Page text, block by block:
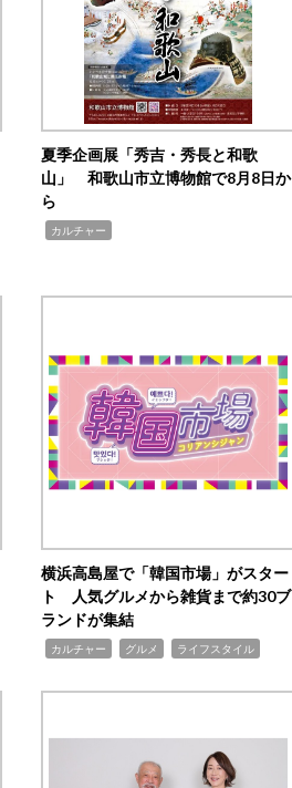
夏季企画展「秀吉・秀長と和歌
山」 和歌山市立博物館で8月8日か
ら
カルチャー
横浜高島屋で「韓国市場」がスター
ト 人気グルメから雑貨まで約30ブ
ランドが集結
カルチャー グルメ ライフスタイル